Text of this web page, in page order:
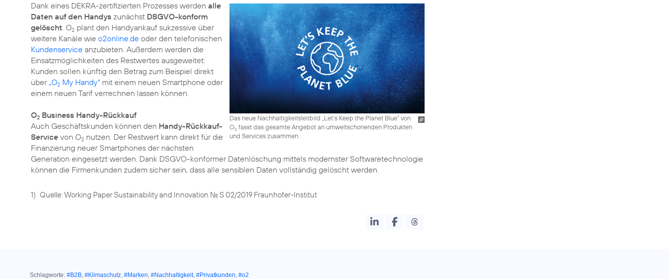
Das neue Nachhaltigkeitsleitbild „Let’s Keep the Planet Blue“ von
O2fasst das gesamte Angebot an umweltschonenden Produkten
und Services zusammen.
Dank eines DEKRA-zertifizierten Prozesses werden alle
Daten auf den Handys zunächst DSGVO-konform
gelöscht. O2 plant den Handyankauf sukzessive über
weitere Kanäle wie o2online.de oder den telefonischen
Kundenservice anzubieten. Außerdem werden die
Einsatzmöglichkeiten des Restwertes ausgeweitet:
Kunden sollen künftig den Betrag zum Beispiel direkt
über „O2 My Handy“ mit einem neuen Smartphone oder
einem neuen Tarif verrechnen lassen können.
O2 Business Handy-Rückkauf
Auch Geschäftskunden können den Handy-Rückkauf-
Service von O2 nutzen. Der Restwert kann direkt für die
Finanzierung neuer Smartphones der nächsten
Generation eingesetzt werden. Dank DSGVO-konformer Datenlöschung mittels modernster Softwaretechnologie
können die Firmenkunden zudem sicher sein, dass alle sensiblen Daten vollständig gelöscht werden.
1) Quelle: Working Paper Sustainability and Innovation No. S 02/2019 Fraunhofer-Institut
Schlagworte: #B2B, #Klimaschutz, #Marken, #Nachhaltigkeit, #Privatkunden, #o2